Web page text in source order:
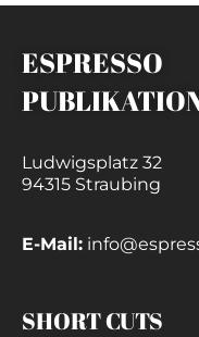
ESPRESSO
Ludwigsplatz 32
94315 Straubing
E-Mail:
SHORT CUTS